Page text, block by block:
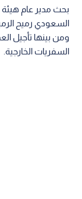
بحث مدير عام هيئة
السعودي رميح
ومن بينها تأجيل
السفريات الخارجية.